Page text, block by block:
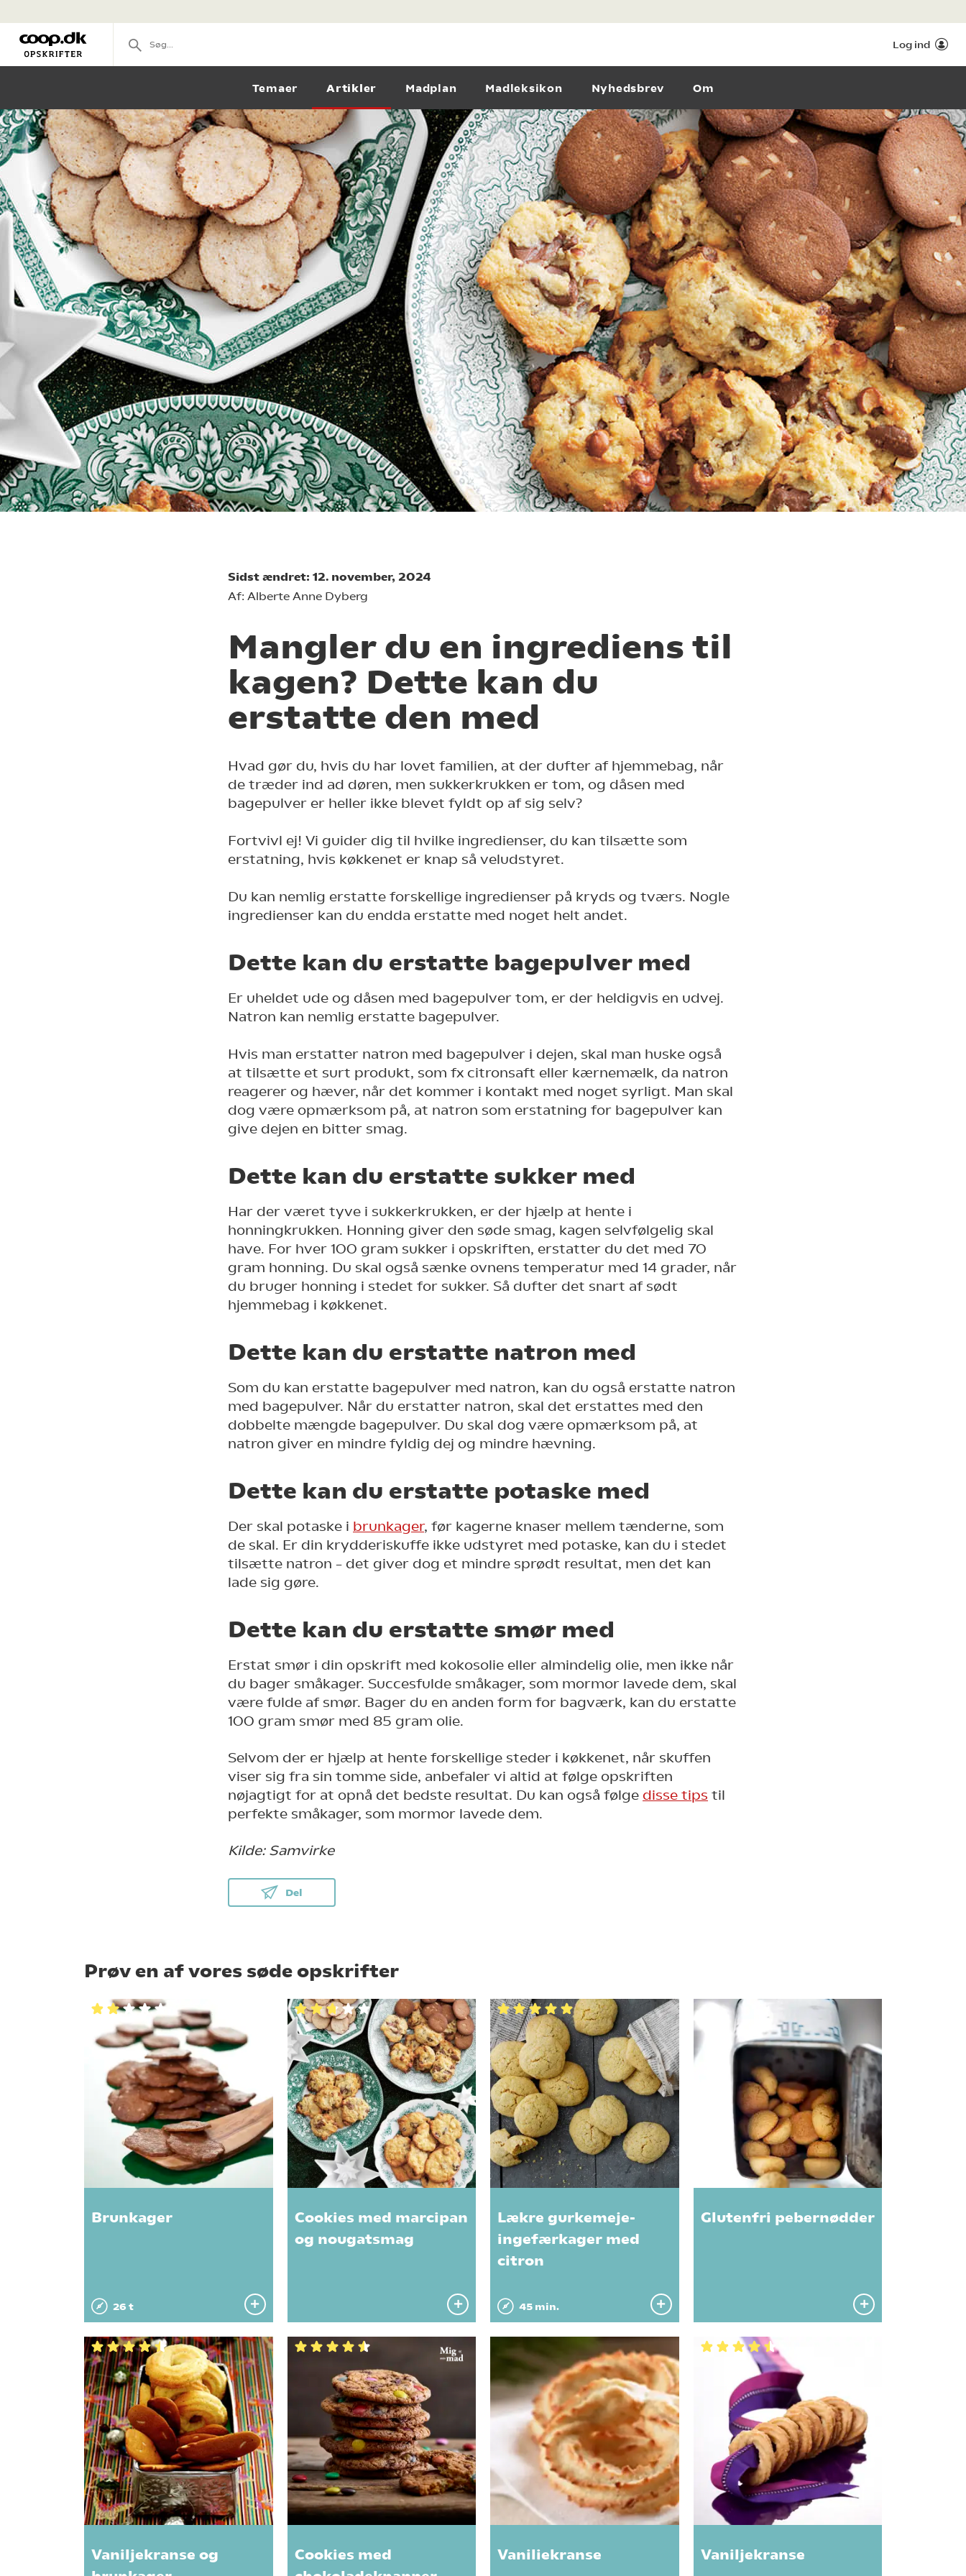
Log ind
Temaer Artikler Madplan Madleksikon Nyhedsbrev Om
Sidst ændret: 12. november, 2024
Af: Alberte Anne Dyberg
Mangler du en ingrediens til
kagen? Dette kan du
erstatte den med
Hvad gør du, hvis du har lovet familien, at der dufter af hjemmebag, når
de træder ind ad døren, men sukkerkrukken er tom, og dåsen med
bagepulver er heller ikke blevet fyldt op af sig selv?
Fortvivl ej! Vi guider dig til hvilke ingredienser, du kan tilsætte som
erstatning, hvis køkkenet er knap så veludstyret.
Du kan nemlig erstatte forskellige ingredienser på kryds og tværs. Nogle
ingredienser kan du endda erstatte med noget helt andet.
Dette kan du erstatte bagepulver med
Er uheldet ude og dåsen med bagepulver tom, er der heldigvis en udvej.
Natron kan nemlig erstatte bagepulver.
Hvis man erstatter natron med bagepulver i dejen, skal man huske også
at tilsætte et surt produkt, som fx citronsaft eller kærnemælk, da natron
reagerer og hæver, når det kommer i kontakt med noget syrligt. Man skal
dog være opmærksom på, at natron som erstatning for bagepulver kan
give dejen en bitter smag.
Dette kan du erstatte sukker med
Har der været tyve i sukkerkrukken, er der hjælp at hente i
honningkrukken. Honning giver den søde smag, kagen selvfølgelig skal
have. For hver 100 gram sukker i opskriften, erstatter du det med 70
gram honning. Du skal også sænke ovnens temperatur med 14 grader, når
du bruger honning i stedet for sukker. Så dufter det snart af sødt
hjemmebag i køkkenet.
Dette kan du erstatte natron med
Som du kan erstatte bagepulver med natron, kan du også erstatte natron
med bagepulver. Når du erstatter natron, skal det erstattes med den
dobbelte mængde bagepulver. Du skal dog være opmærksom på, at
natron giver en mindre fyldig dej og mindre hævning.
Dette kan du erstatte potaske med
Der skal potaske i brunkager, før kagerne knaser mellem tænderne, som
de skal. Er din krydderiskuffe ikke udstyret med potaske, kan du i stedet
tilsætte natron – det giver dog et mindre sprødt resultat, men det kan
lade sig gøre.
Dette kan du erstatte smør med
Erstat smør i din opskrift med kokosolie eller almindelig olie, men ikke når
du bager småkager. Succesfulde småkager, som mormor lavede dem, skal
være fulde af smør. Bager du en anden form for bagværk, kan du erstatte
100 gram smør med 85 gram olie.
Selvom der er hjælp at hente forskellige steder i køkkenet, når skuffen
viser sig fra sin tomme side, anbefaler vi altid at følge opskriften
nøjagtigt for at opnå det bedste resultat. Du kan også følge disse tips til
perfekte småkager, som mormor lavede dem.
Kilde: Samvirke
Del
Prøv en af vores søde opskrifter
Brunkager
26 t
Cookies med marcipan
og nougatsmag
Lækre gurkemeje-
ingefærkager med
citron
45 min.
Glutenfri pebernødder
Vaniljekranse og
Cookies med
Vaniliekranse Vaniljekranse